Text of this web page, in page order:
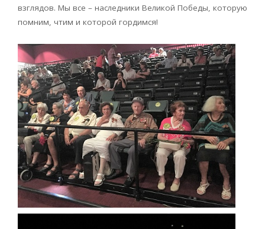
взглядов. Мы все – наследники Великой Победы, которую
помним, чтим и которой гордимся!